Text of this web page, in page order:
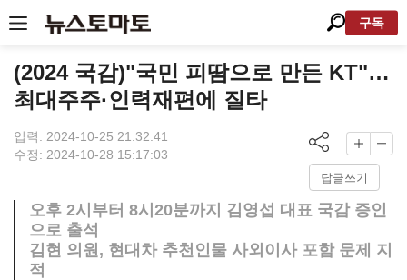
구독
(2024 국감)"국민 피땀으로 만든 KT"…
최대주주·인력재편에 질타
입력: 2024-10-25 21:32:41
수정: 2024-10-28 15:17:03
답글쓰기
오후 2시부터 8시20분까지 김영섭 대표 국감 증인
으로 출석
김현 의원, 현대차 추천인물 사외이사 포함 문제 지
적